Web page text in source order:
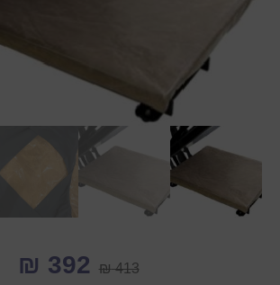
₪413
₪ 392